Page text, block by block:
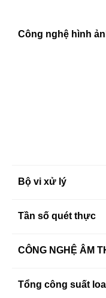
Công nghệ hình
Bộ vi xử lý
Tần số quét thực
CÔNG NGHỆ ÂM
Tổng công suất loa